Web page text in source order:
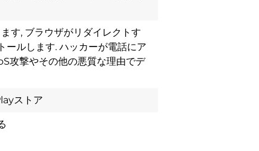
す, ブラウザがリダイレクトす
ルします. ハッカーが電話にア
攻撃やその他の悪質な理由でデ
ストア